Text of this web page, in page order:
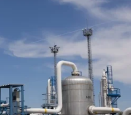
Nam phối hợp với Quỹ
bộ “Trái tim người lính”
chiến Việt Nam” của